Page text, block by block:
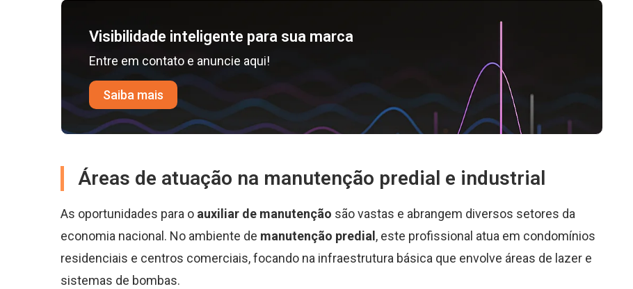
Visibilidade inteligente para sua marca
Entre em contato e anuncie aqui!
Saiba mais
Áreas de atuação na manutenção predial e industrial
As oportunidades para o auxiliar de manutenção são vastas e abrangem diversos setores da
economia nacional. No ambiente de manutenção predial , este profissional atua em condomínios
residenciais e centros comerciais, focando na infraestrutura básica que envolve áreas de lazer e
sistemas de bombas.